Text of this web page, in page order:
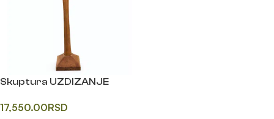
Skuptura UZDIZANJE
17,550.00RSD